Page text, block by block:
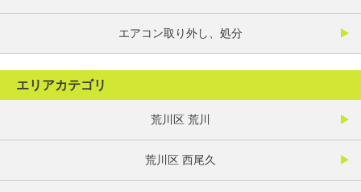
エアコン取り外し、処分
エリアカテゴリ
荒川区 荒川
荒川区 西尾久